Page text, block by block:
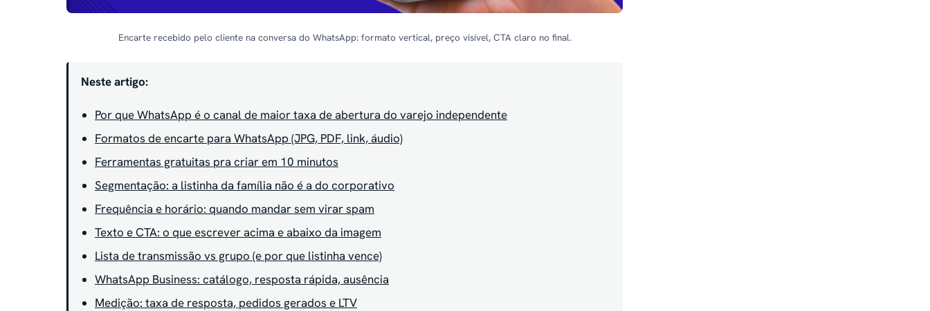
Encarte recebido pelo cliente na conversa do WhatsApp: formato vertical, preço visível, CTA claro no final.
Neste artigo:
Por que WhatsApp é o canal de maior taxa de abertura do varejo independente
Formatos de encarte para WhatsApp (JPG, PDF, link, áudio)
Ferramentas gratuitas pra criar em 10 minutos
Segmentação: a listinha da família não é a do corporativo
Frequência e horário: quando mandar sem virar spam
Texto e CTA: o que escrever acima e abaixo da imagem
Lista de transmissão vs grupo (e por que listinha vence)
WhatsApp Business: catálogo, resposta rápida, ausência
Medição: taxa de resposta, pedidos gerados e LTV